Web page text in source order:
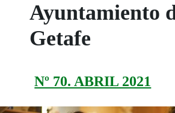
Ayuntamiento
Getafe
Nº 70. ABRIL 2021